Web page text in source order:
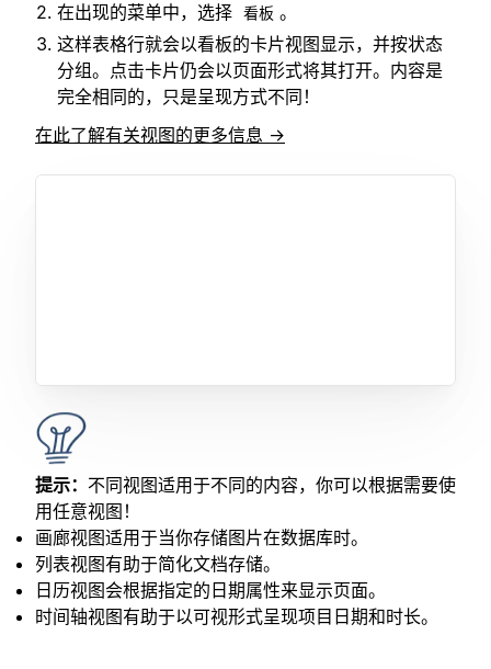
在出现的菜单中，选择 看板 。
这样表格行就会以看板的卡片视图显示，并按状态
分组。点击卡片仍会以页面形式将其打开。内容是
完全相同的，只是呈现方式不同！
在此了解有关视图的更多信息 →
提示： 不同视图适用于不同的内容，你可以根据需要使
用任意视图！
画廊视图适用于当你存储图片在数据库时。
列表视图有助于简化文档存储。
日历视图会根据指定的日期属性来显示页面。
时间轴视图有助于以可视形式呈现项目日期和时长。